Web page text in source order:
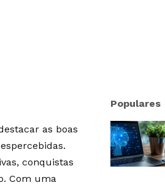
as boas
conquistas
Com uma
Populares